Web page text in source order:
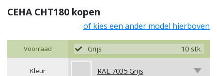
CEHA CHT180 kopen
of kies een ander model hierboven
Voorraad Grijs 10 stk.
Kleur RAL 7035 Grijs